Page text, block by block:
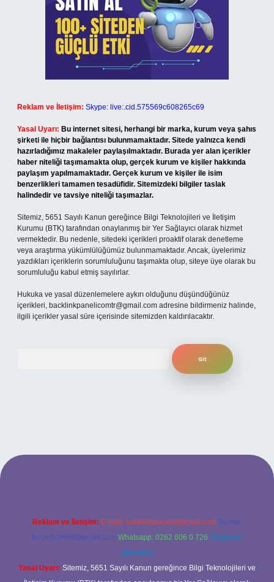
Reklam ve İletişim: Skype: live:.cid.575569c608265c69
Yasal Uyarı: Bu internet sitesi, herhangi bir marka, kurum veya şahıs
şirketi ile hiçbir bağlantısı bulunmamaktadır. Sitede yalnızca kendi
hazırladığımız makaleler paylaşılmaktadır. Burada yer alan içerikler
haber niteliği taşımamakta olup, gerçek kurum ve kişiler hakkında
paylaşım yapılmamaktadır. Gerçek kurum ve kişiler ile isim
benzerlikleri tamamen tesadüfidir. Sitemizdeki bilgiler taslak
halindedir ve tavsiye niteliği taşımazlar.
Sitemiz, 5651 Sayılı Kanun gereğince Bilgi Teknolojileri ve İletişim
Kurumu (BTK) tarafından onaylanmış bir Yer Sağlayıcı olarak hizmet
vermektedir. Bu nedenle, sitedeki içerikleri proaktif olarak denetleme
veya araştırma yükümlülüğümüz bulunmamaktadır. Ancak, üyelerimiz
yazdıkları içeriklerin sorumluluğunu taşımakta olup, siteye üye olarak bu
sorumluluğu kabul etmiş sayılırlar.
Hukuka ve yasal düzenlemelere aykırı olduğunu düşündüğünüz
içerikleri, backlinkpanelicomtr@gmail.com adresine bildirmeniz halinde,
ilgili içerikler yasal süre içerisinde sitemizden kaldırılacaktır.
bahis
Reklam ve İletişim: E-mail: backlinkpaneli@gmail.com Teams:
forumhizmeti@gmail.com Whatsapp: 0262 606 0 726 Telegram:
@karabul
Yasal Uyarı: Sitemiz, 5651 Sayılı Kanun gereğince Bilgi Teknolojileri ve